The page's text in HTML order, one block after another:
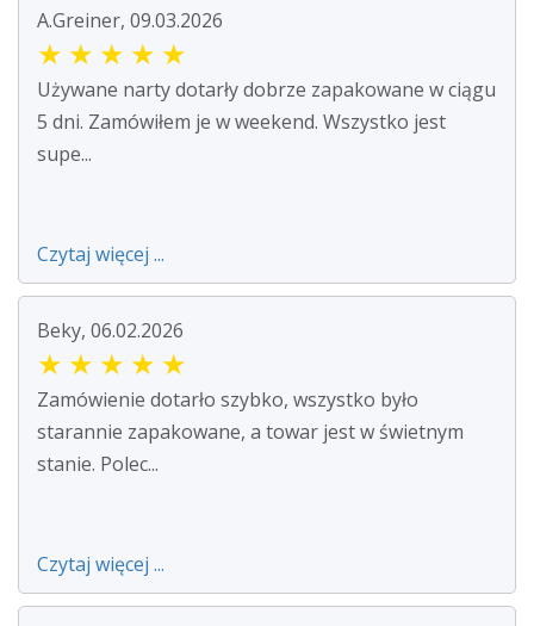
A.Greiner, 09.03.2026
★ ★ ★ ★ ★
Używane narty dotarły dobrze zapakowane w ciągu
5 dni. Zamówiłem je w weekend. Wszystko jest
supe...
Czytaj więcej ...
Beky, 06.02.2026
★ ★ ★ ★ ★
Zamówienie dotarło szybko, wszystko było
starannie zapakowane, a towar jest w świetnym
stanie. Polec...
Czytaj więcej ...